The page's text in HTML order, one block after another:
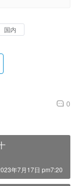
国内
0
年7月17日 pm7:20